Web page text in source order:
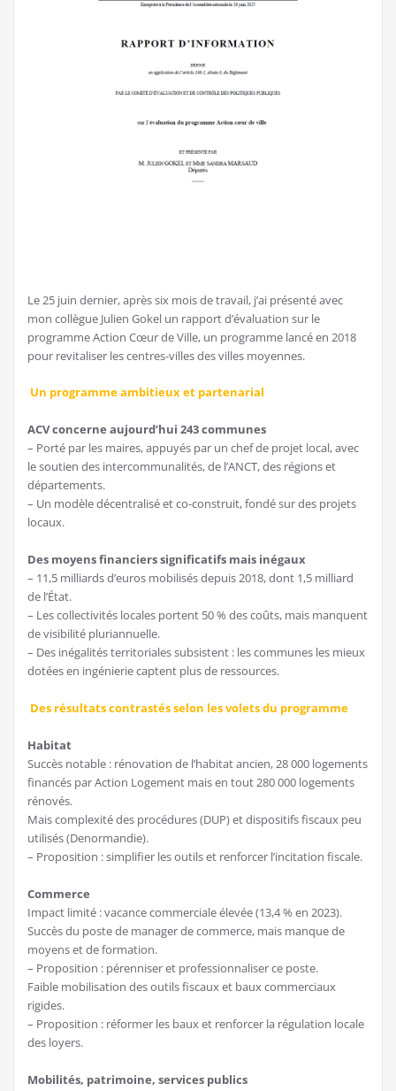
Le 25 juin dernier, après six mois de travail, j’ai présenté avec
mon collègue Julien Gokel un rapport d’évaluation sur le
programme Action Cœur de Ville, un programme lancé en 2018
pour revitaliser les centres-villes des villes moyennes.
Un programme ambitieux et partenarial
ACV concerne aujourd’hui 243 communes
– Porté par les maires, appuyés par un chef de projet local, avec
le soutien des intercommunalités, de l’ANCT, des régions et
départements.
– Un modèle décentralisé et co-construit, fondé sur des projets
locaux.
Des moyens financiers significatifs mais inégaux
– 11,5 milliards d’euros mobilisés depuis 2018, dont 1,5 milliard
de l’État.
– Les collectivités locales portent 50 % des coûts, mais manquent
de visibilité pluriannuelle.
– Des inégalités territoriales subsistent : les communes les mieux
dotées en ingénierie captent plus de ressources.
Des résultats contrastés selon les volets du programme
Habitat
Succès notable : rénovation de l’habitat ancien, 28 000 logements
financés par Action Logement mais en tout 280 000 logements
rénovés.
Mais complexité des procédures (DUP) et dispositifs fiscaux peu
utilisés (Denormandie).
– Proposition : simplifier les outils et renforcer l’incitation fiscale.
Commerce
Impact limité : vacance commerciale élevée (13,4 % en 2023).
Succès du poste de manager de commerce, mais manque de
moyens et de formation.
– Proposition : pérenniser et professionnaliser ce poste.
Faible mobilisation des outils fiscaux et baux commerciaux
rigides.
– Proposition : réformer les baux et renforcer la régulation locale
des loyers.
Mobilités, patrimoine, services publics